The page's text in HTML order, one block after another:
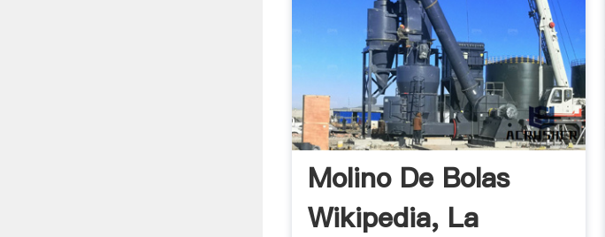
Molino De Bolas
Wikipedia, La